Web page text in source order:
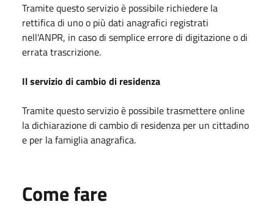
Tramite questo servizio è possibile richiedere la
rettifica di uno o più dati anagrafici registrati
nell'ANPR, in caso di semplice errore di digitazione o di
errata trascrizione.
Il servizio di cambio di residenza
Tramite questo servizio è possibile trasmettere online
la dichiarazione di cambio di residenza per un cittadino
e per la famiglia anagrafica.
Come fare